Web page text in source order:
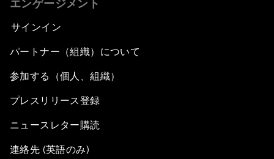
エンゲージメント
サインイン
パートナー（組織）について
参加する（個人、組織）
プレスリリース登録
ニュースレター購読
連絡先 (英語のみ)